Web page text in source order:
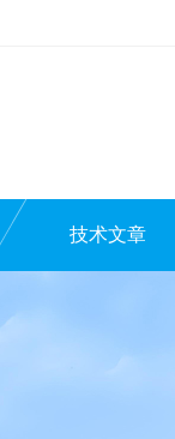
技术文章